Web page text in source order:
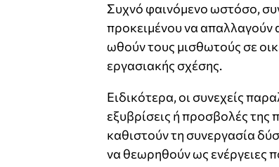
Συχνό φαινόμενο ωστόσο,
προκειμένου να
ωθούν τους μισθωτούς σε
εργασιακής σχέσης.
Ειδικότερα, οι συνεχείς
εξυβρίσεις ή προσβολές της
καθιστούν τη συνεργασία
να θεωρηθούν ως ενέργειες